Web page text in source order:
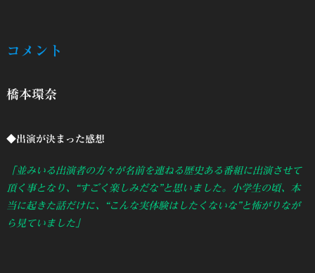
コメント
橋本環奈
◆出演が決まった感想
「並みいる出演者の方々が名前を連ねる歴史ある番組に出演させて
頂く事となり、“すごく楽しみだな”と思いました。小学生の頃、本
当に起きた話だけに、“こんな実体験はしたくないな”と怖がりなが
ら見ていました」